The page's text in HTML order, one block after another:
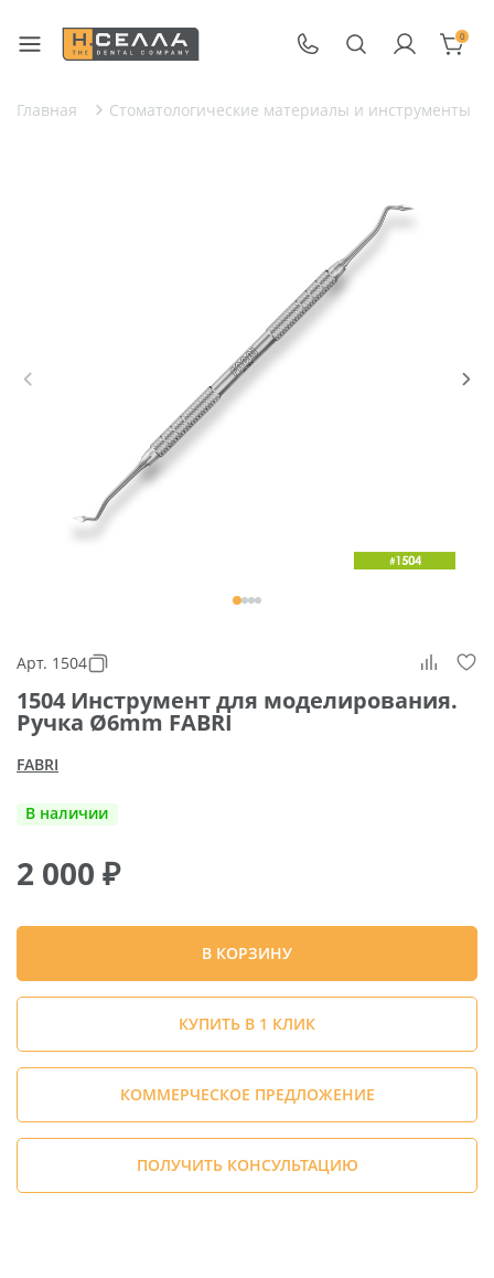
0
Главная Стоматологические материалы и инструменты
Арт. 1504
1504 Инструмент для моделирования.
Ручка Ø6mm FABRI
FABRI
В наличии
2 000 ₽
В КОРЗИНУ
КУПИТЬ В 1 КЛИК
КОММЕРЧЕСКОЕ ПРЕДЛОЖЕНИЕ
ПОЛУЧИТЬ КОНСУЛЬТАЦИЮ